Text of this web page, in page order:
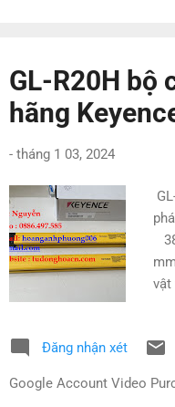
GL-R20H bộ
hãng
- tháng 1 03, 2024
vật
Đăng nhận xét
Google Account Video